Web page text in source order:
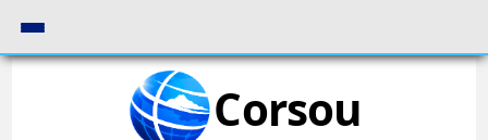
Corsou